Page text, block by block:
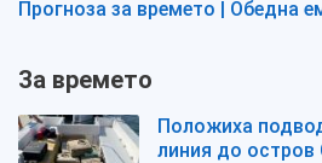
Прогноза за времето | Обедна
За времето
Положиха
линия до остров